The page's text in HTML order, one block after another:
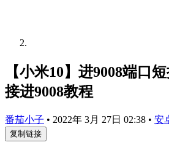
【小米10】进9008端口
接进9008教程
番茄小子 • 2022年 3月 27日 02:38 • 安
复制链接